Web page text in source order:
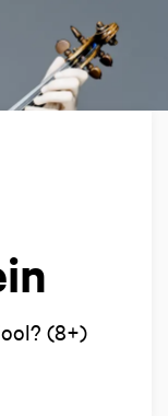
(8+)